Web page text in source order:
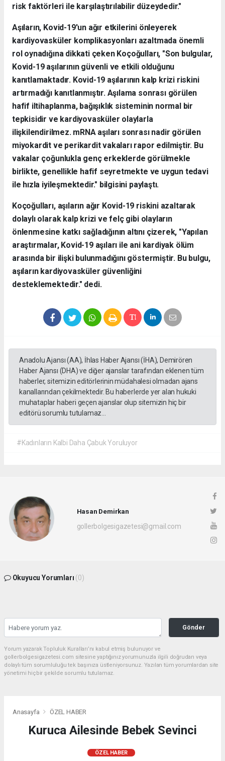
risk faktörleri ile karşılaştırılabilir düzeydedir."
Aşıların, Kovid-19'un ağır etkilerini önleyerek
kardiyovasküler komplikasyonları azaltmada önemli
rol oynadığına dikkati çeken Koçoğulları, "Son bulgular,
Kovid-19 aşılarının güvenli ve etkili olduğunu
kanıtlamaktadır. Kovid-19 aşılarının kalp krizi riskini
artırmadığı kanıtlanmıştır. Aşılama sonrası görülen
hafif iltihaplanma, bağışıklık sisteminin normal bir
tepkisidir ve kardiyovasküler olaylarla
ilişkilendirilmez. mRNA aşıları sonrası nadir görülen
miyokardit ve perikardit vakaları rapor edilmiştir. Bu
vakalar çoğunlukla genç erkeklerde görülmekle
birlikte, genellikle hafif seyretmekte ve uygun tedavi
ile hızla iyileşmektedir." bilgisini paylaştı.
Koçoğulları, aşıların ağır Kovid-19 riskini azaltarak
dolaylı olarak kalp krizi ve felç gibi olayların
önlenmesine katkı sağladığının altını çizerek, "Yapılan
araştırmalar, Kovid-19 aşıları ile ani kardiyak ölüm
arasında bir ilişki bulunmadığını göstermiştir. Bu bulgu,
aşıların kardiyovasküler güvenliğini
desteklemektedir." dedi.
Anadolu Ajansı (AA), İhlas Haber Ajansı (İHA), Demirören
Haber Ajansı (DHA) ve diğer ajanslar tarafından eklenen tüm
haberler, sitemizin editörlerinin müdahalesi olmadan ajans
kanallarından çekilmektedir. Bu haberlerde yer alan hukuki
muhataplar haberi geçen ajanslar olup sitemizin hiç bir
editörü sorumlu tutulamaz...
#Kadınların Kalbi Daha Çabuk Yoruluyor
Hasan Demirkan
gollerbolgesigazetesi@gmail.com
Okuyucu Yorumları (0)
Gönder
Yorum yazarak Topluluk Kuralları’nı kabul etmiş bulunuyor ve
gollerbolgesigazetesi.com sitesine yaptığınız yorumunuzla ilgili doğrudan veya
dolaylı tüm sorumluluğu tek başınıza üstleniyorsunuz. Yazılan tüm yorumlardan site
yönetimi hiçbir şekilde sorumlu tutulamaz.
Anasayfa ÖZEL HABER
Kuruca Ailesinde Bebek Sevinci
ÖZEL HABER